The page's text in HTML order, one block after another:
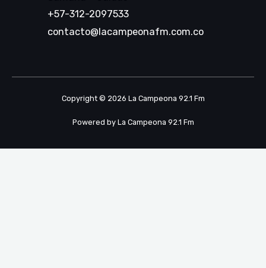
+57-312-2097533
contacto@lacampeonafm.com.co
Copyright © 2026 La Campeona 92.1 Fm
Powered by La Campeona 92.1 Fm